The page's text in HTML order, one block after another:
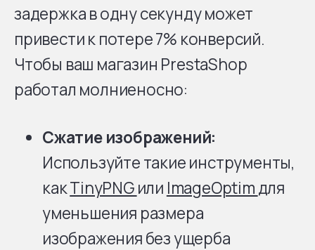
задержка в одну секунду может
привести к потере 7% конверсий.
Чтобы ваш магазин PrestaShop
работал молниеносно:
Сжатие изображений:
Используйте такие инструменты,
какTinyPNGили ImageOptimдля
уменьшения размера
изображения без ущерба